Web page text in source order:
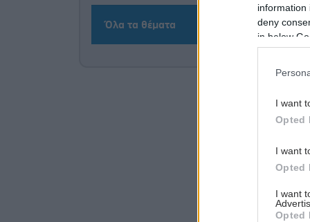
information
deny
in below
I want
Opted
I want
Opted
I want
Opted
Όλα τα θέματα